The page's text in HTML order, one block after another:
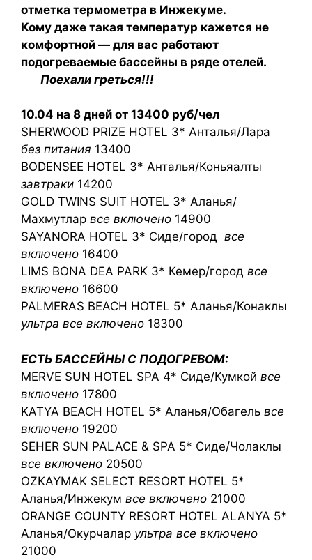
отметка термометра в Инжекуме.
Кому даже такая температур кажется не
комфортной — для вас работают
подогреваемые бассейны в ряде отелей.
Поехали греться!!!
10.04 на 8 дней от 13400 руб/чел
SHERWOOD PRIZE HOTEL 3* Анталья/Лара
без питания 13400
BODENSEE HOTEL 3* Анталья/Коньяалты
завтраки 14200
GOLD TWINS SUIT HOTEL 3* Аланья/
Махмутлар все включено 14900
SAYANORA HOTEL 3* Сиде/город все
включено 16400
LIMS BONA DEA PARK 3* Кемер/город все
включено 16600
PALMERAS BEACH HOTEL 5* Аланья/Конаклы
ультра все включено 18300
ЕСТЬ БАССЕЙНЫ С ПОДОГРЕВОМ:
MERVE SUN HOTEL SPA 4* Сиде/Кумкой все
включено 17800
KATYA BEACH HOTEL 5* Аланья/Обагель все
включено 19200
SEHER SUN PALACE & SPA 5* Сиде/Чолаклы
все включено 20500
OZKAYMAK SELECT RESORT HOTEL 5*
Аланья/Инжекум все включено 21000
ORANGE COUNTY RESORT HOTEL ALANYA 5*
Аланья/Окурчалар ультра все включено
21000